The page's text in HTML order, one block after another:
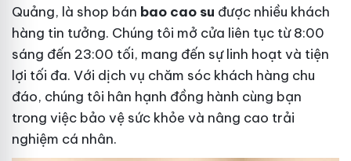
Quảng, là shop bán bao cao su được nhiều khách
hàng tin tưởng. Chúng tôi mở cửa liên tục từ 8:00
sáng đến 23:00 tối, mang đến sự linh hoạt và tiện
lợi tối đa. Với dịch vụ chăm sóc khách hàng chu
đáo, chúng tôi hân hạnh đồng hành cùng bạn
trong việc bảo vệ sức khỏe và nâng cao trải
nghiệm cá nhân.